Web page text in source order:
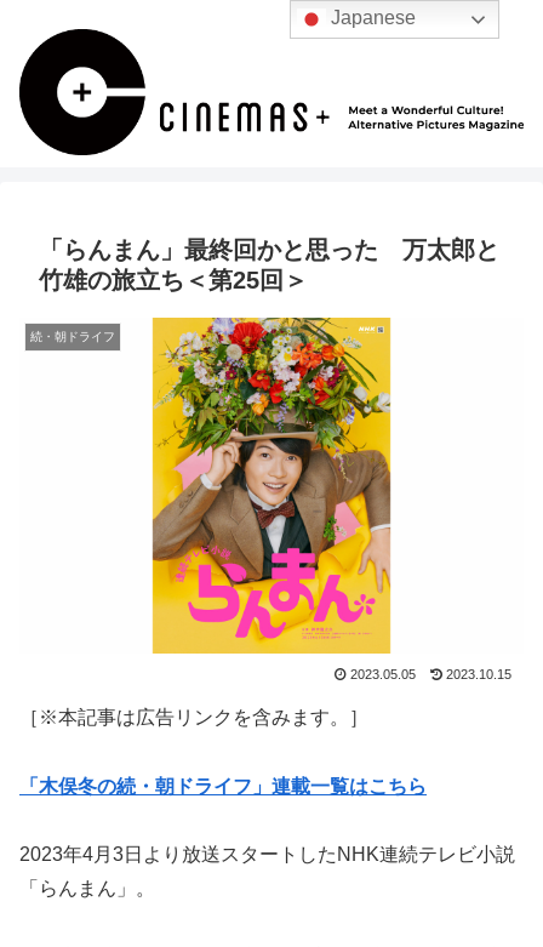
「らんまん」最終回かと思った 万太郎と
竹雄の旅立ち＜第25回＞
続・朝ドライフ
2023.05.05 2023.10.15
［※本記事は広告リンクを含みます。］
「木俣冬の続・朝ドライフ」連載一覧はこちら
2023年4月3日より放送スタートしたNHK連続テレビ小説
「らんまん」。
Japanese